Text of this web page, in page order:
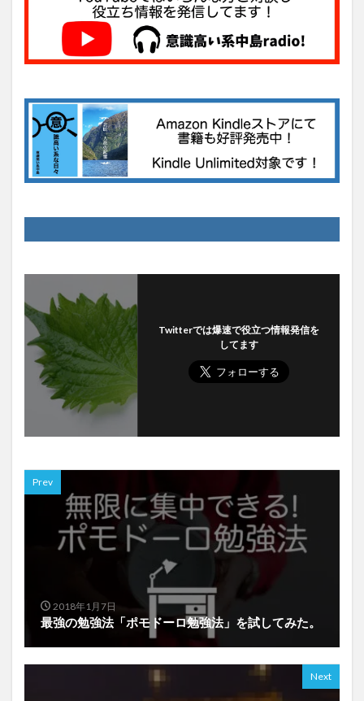
Twitterでは爆速で役立つ情報発信を
してます
Prev
2018年1月7日
最強の勉強法「ポモドーロ勉強法」を試してみた。
Next